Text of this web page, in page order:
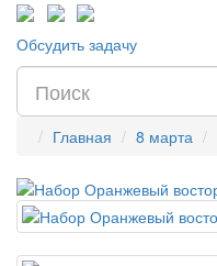
Обсудить задачу
Главная 8 марта